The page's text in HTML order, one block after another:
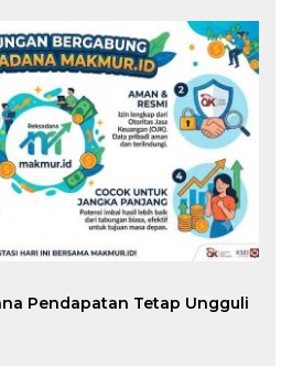
Pendapatan Tetap Ungguli